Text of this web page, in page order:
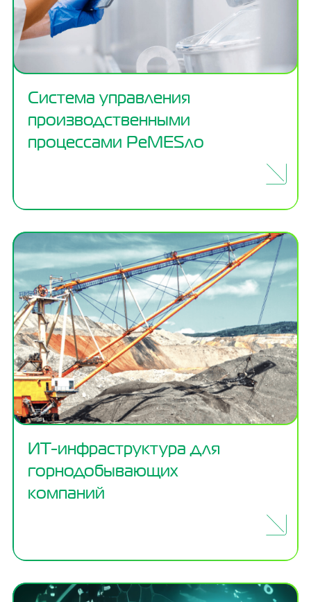
Система управления
производственными
процессами РеMESло
ИТ-инфраструктура для
горнодобывающих
компаний